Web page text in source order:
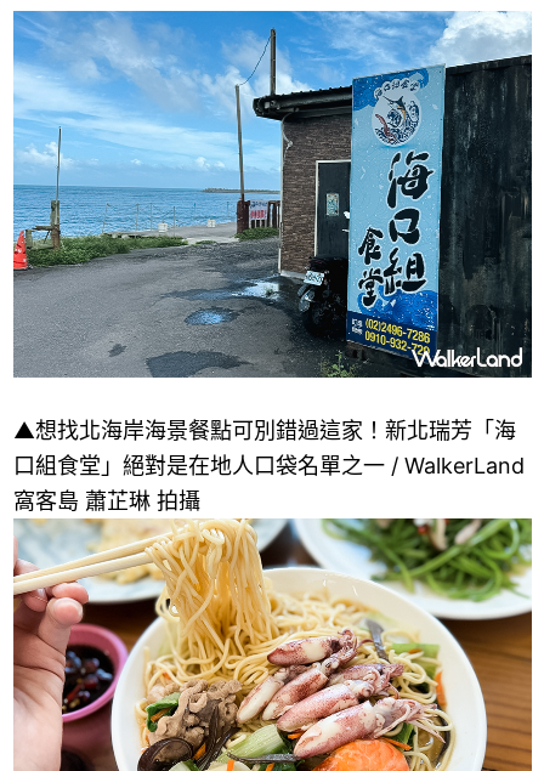
▲想找北海岸海景餐點可別錯過這家！新北瑞芳「海
口組食堂」絕對是在地人口袋名單之一 / WalkerLand
窩客島 蕭芷琳 拍攝